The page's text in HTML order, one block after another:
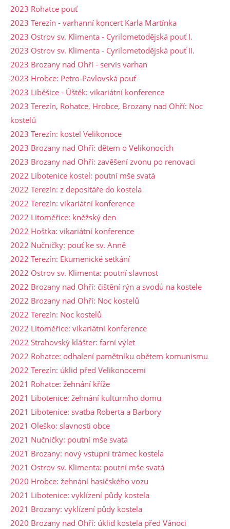
2023 Rohatce pouť
2023 Terezín - varhanní koncert Karla Martínka
2023 Ostrov sv. Klimenta - Cyrilometodějská pouť I.
2023 Ostrov sv. Klimenta - Cyrilometodějská pouť II.
2023 Brozany nad Ohří - servis varhan
2023 Hrobce: Petro-Pavlovská pouť
2023 Liběšice - Úštěk: vikariátní konference
2023 Terezín, Rohatce, Hrobce, Brozany nad Ohří: Noc
kostelů
2023 Terezín: kostel Velikonoce
2023 Brozany nad Ohří: dětem o Velikonocích
2023 Brozany nad Ohří: zavěšení zvonu po renovaci
2022 Libotenice kostel: poutní mše svatá
2022 Terezín: z depositáře do kostela
2022 Terezín: vikariátní konference
2022 Litoměřice: kněžský den
2022 Hoštka: vikariátní konference
2022 Nučničky: pouť ke sv. Anně
2022 Terezín: Ekumenické setkání
2022 Ostrov sv. Klimenta: poutní slavnost
2022 Brozany nad Ohří: čištění rýn a svodů na kostele
2022 Brozany nad Ohří: Noc kostelů
2022 Terezín: Noc kostelů
2022 Litoměřice: vikariátní konference
2022 Strahovský klášter: farní výlet
2022 Rohatce: odhalení pamětníku obětem komunismu
2022 Terezín: úklid před Velikonocemi
2021 Rohatce: žehnání kříže
2021 Libotenice: žehnání kulturního domu
2021 Libotenice: svatba Roberta a Barbory
2021 Oleško: slavnosti obce
2021 Nučničky: poutní mše svatá
2021 Brozany: nový vstupní trámec kostela
2021 Ostrov sv. Klimenta: poutní mše svatá
2020 Hrobce: žehnání hasičského vozu
2021 Libotenice: vyklízení půdy kostela
2021 Brozany: vyklízení půdy kostela
2020 Brozany nad Ohří: úklid kostela před Vánoci